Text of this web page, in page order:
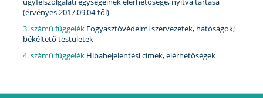
(érvényes 2017.09.04-től)
3. számú függelék Fogyasztóvédelmi szervezetek, hatóságok;
békéltető testületek
4. számú függelék Hibabejelentési címek, elérhetőségek